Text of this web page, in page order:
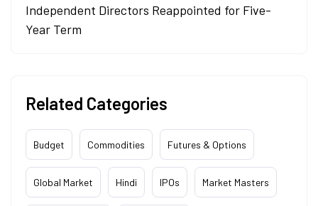
Independent Directors Reappointed for Five-
Year Term
Related Categories
Budget Commodities Futures & Options
Global Market Hindi IPOs Market Masters